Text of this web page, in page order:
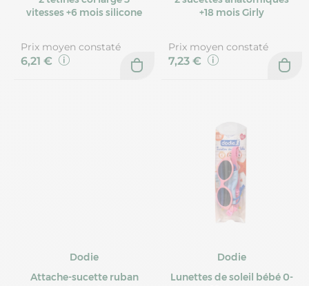
vitesses +6 mois silicone
Prix moyen constaté
6,21 €
+18 mois Girly
Prix moyen constaté
7,23 €
Dodie
Attache-sucette ruban
Dodie
Lunettes de soleil bébé 0-